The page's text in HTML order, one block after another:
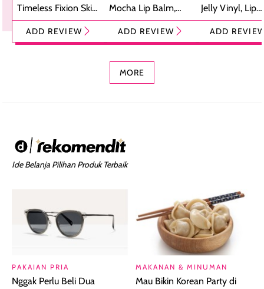
Timeless Fixion Skin
Tint Stick,
Foundation dan
ADD REVIEW
Mocha Lip Balm,
Pelembap Bibir
dengan Aroma
ADD REVIEW
Jelly Vinyl, Lip
Cream Glossy
Ringan
ADD
MORE
Ide Belanja Pilihan Produk Terbaik
PAKAIAN PRIA
Nggak Perlu Beli Dua
MAKANAN & MINUMAN
Mau Bikin Korean Party di